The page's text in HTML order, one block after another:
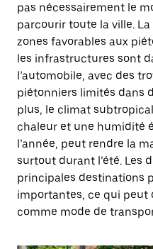
pas nécessairement le
parcourir toute la ville.
zones favorables aux
les infrastructures sont
l’automobile, avec des
piétonniers limités dans
plus, le climat
chaleur et une humidité
l’année, peut rendre la
surtout durant l’été. Les
principales destinations
importantes, ce qui peut
comme mode de